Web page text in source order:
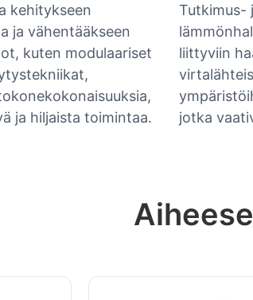
kehitykseen
ja vähentääkseen
kuten modulaariset
ja hiljaista toimintaa.
Tutkimus-
liittyviin
jotka